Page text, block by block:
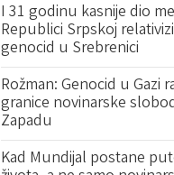
I 31 godinu kasnije dio
Republici Srpskoj
genocid u Srebrenici
Rožman: Genocid u Gazi
granice novinarske
Zapadu
Kad Mundijal postane